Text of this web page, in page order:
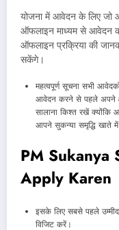
योजना में आवेदन के लिए जो
ऑफलाइन माध्यम से आवेदन
ऑफलाइन प्रक्रिया की
सकेंगे।
महत्वपूर्ण सूचना सभी
आवेदन करने से पहले अपने
सालाना किश्त रखें
आपने सुकन्या समृद्धि खाते
PM Sukanya
Apply Karen
इसके लिए सबसे पहले
विजिट करें।